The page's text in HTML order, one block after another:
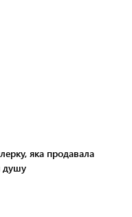
яка продавала
душу